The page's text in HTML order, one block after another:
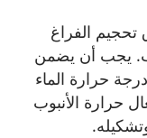
تحجيم الفراغ
يجب أن يضمن
حرارة الماء
حرارة الأنبوب